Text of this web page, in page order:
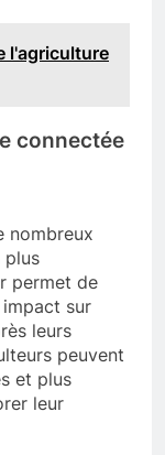
l'agriculture
connectée
nombreux
plus
permet de
sur
leurs
peuvent
et plus
leur